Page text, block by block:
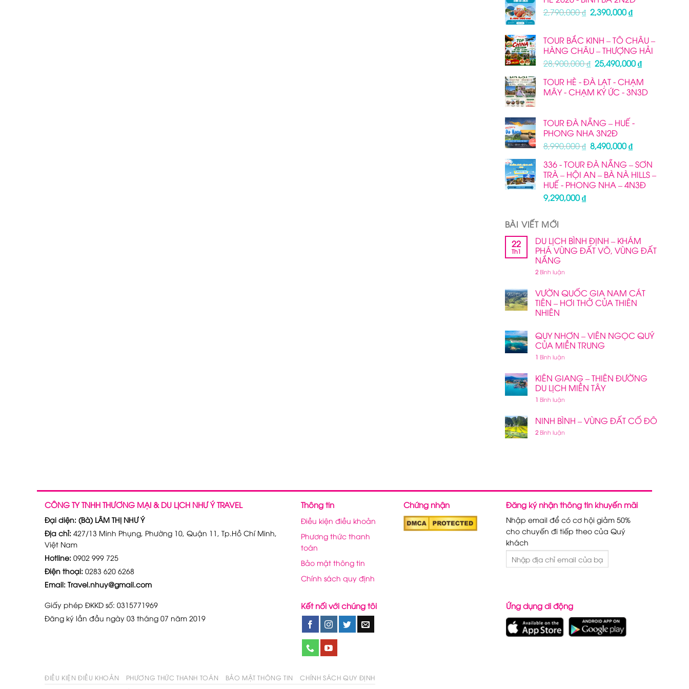
2,790,000₫ Giá
2,790,000 ₫.
2,390,000₫Giá
là:
2,390,000 ₫.
TOUR BẮC KINH – TÔ CHÂU –
HÀNG CHÂU – THƯỢNG HẢI
28,900,000₫ Giá
là:
28,900,000 ₫.
25,490,000₫Giá
tại
là:
TOUR HÈ - ĐÀ LẠT - CHẠM
MÂY - CHẠM KÝ ỨC - 3N3D
TOUR ĐÀ NẴNG – HUẾ -
PHONG NHA 3N2Đ
8,990,000₫ Giá
là:
8,990,000 ₫.
8,490,000₫Giá
tại
là:
8,490,000 ₫.
336 - TOUR ĐÀ NẴNG – SƠN
TRÀ – HỘI AN – BÀ NÀ HILLS –
HUẾ - PHONG NHA – 4N3Đ
9,290,000₫
BÀI VIẾT MỚI
22
Th1
DU LỊCH BÌNH ĐỊNH – KHÁM
PHÁ VÙNG ĐẤT VÕ, VÙNG ĐẤT
NẮNG
2Bình luận
VƯỜN QUỐC GIA NAM CÁT
TIÊN – HƠI THỞ CỦA THIÊN
NHIÊN
QUY NHƠN – VIÊN NGỌC QUÝ
CỦA MIỀN TRUNG
1 Bình luận
KIÊN GIANG – THIÊN ĐƯỜNG
DU LỊCH MIỀN TÂY
1 Bình luận
NINH BÌNH – VÙNG ĐẤT CỐ ĐÔ
2Bình luận
CÔNG TY TNHH THƯƠNG MẠI & DU LỊCH NHƯ Ý TRAVEL
Đại diện: (Bà) LÂM THỊ NHƯ Ý
Địa chỉ: 427/13 Minh Phụng, Phường 10, Quận 11, Tp.Hồ Chí Minh,
Việt Nam
Hotline: 0902 999 725
Điện thoại: 0283 620 6268
Email: Travel.nhuy@gmail.com
Thông tin
Điều kiện điều khoản
Phương thức thanh
toán
Bảo mật thông tin
Chính sách quy định
Chứng nhận Đăng ký nhận thông tin khuyến mãi
Nhập email để có cơ hội giảm 50%
cho chuyến đi tiếp theo của Quý
khách
Giấy phép ĐKKD số: 0315771969
Đăng ký lần đầu ngày 03 tháng 07 năm 2019
Kết nối với chúng tôi Ứng dụng di động
ĐIỀU KIỆN ĐIỀU KHOẢN PHƯƠNG THỨC THANH TOÁN BẢO MẬT THÔNG TIN CHÍNH SÁCH QUY ĐỊNH